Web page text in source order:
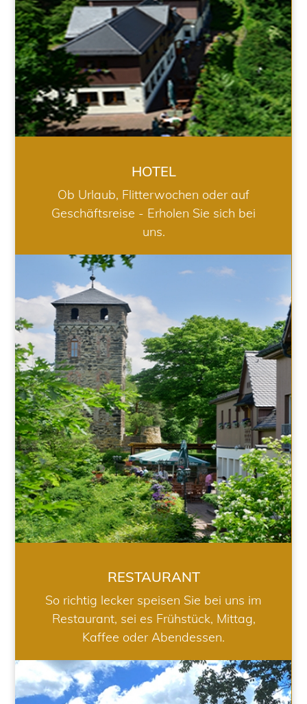
HOTEL
Ob Urlaub, Flitterwochen oder auf
Geschäftsreise - Erholen Sie sich bei
uns.
RESTAURANT
RESTAURANT
So richtig lecker speisen Sie bei uns im
Restaurant, sei es Frühstück, Mittag,
Kaffee oder Abendessen.